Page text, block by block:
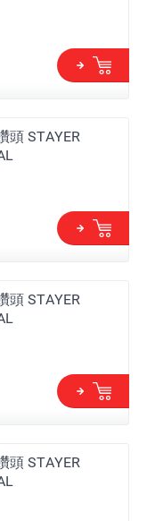
頭 STAYER
頭 STAYER
頭 STAYER